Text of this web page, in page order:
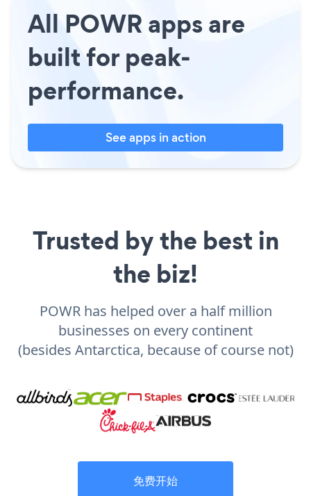
All POWR apps are
built for peak-
performance.
See apps in action
Trusted by the best in
the biz!
POWR has helped over a half million
businesses on every continent
(besides Antarctica, because of course not)
免费开始